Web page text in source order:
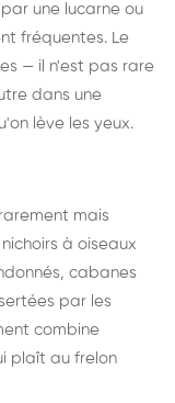
une lucarne ou
fréquentes. Le
— il n'est pas rare
dans une
lève les yeux.
mais
à oiseaux
cabanes
par les
combine
plaît au frelon